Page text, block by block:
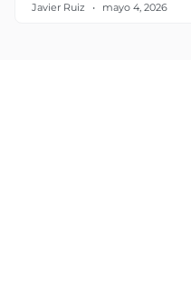
Javier Ruiz mayo 4, 2026